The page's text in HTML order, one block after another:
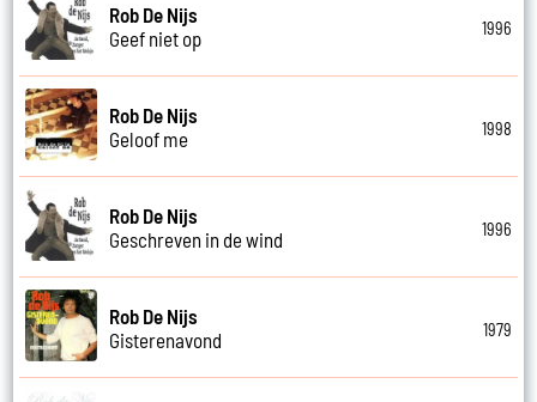
Rob De Nijs
Geef niet op
1996
Rob De Nijs
Geloof me
1998
Rob De Nijs
Geschreven in de wind
1996
Rob De Nijs
Gisterenavond
1979